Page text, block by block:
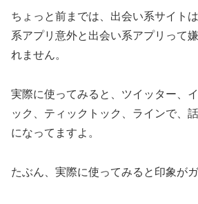
ちょっと前までは、出会い系サイト
系アプリ意外と出会い系アプリって
れません。
実際に使ってみると、ツイッター、
ック、ティックトック、ラインで、
になってますよ。
たぶん、実際に使ってみると印象が